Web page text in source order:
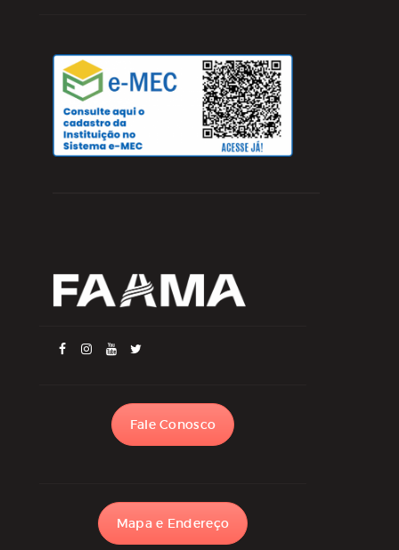
Fale Conosco
Mapa e Endereço